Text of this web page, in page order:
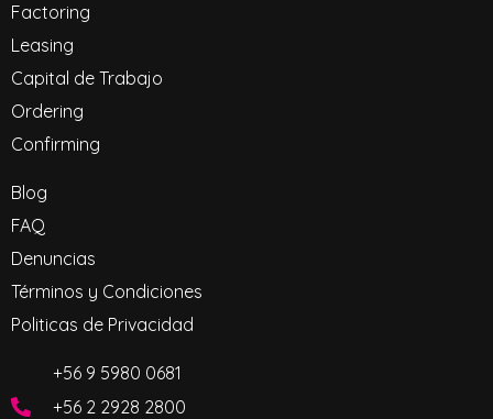
Factoring
Leasing
Capital de Trabajo
Ordering
Confirming
Blog
FAQ
Denuncias
Términos y Condiciones
Politicas de Privacidad
+56 9 5980 0681
+56 2 2928 2800